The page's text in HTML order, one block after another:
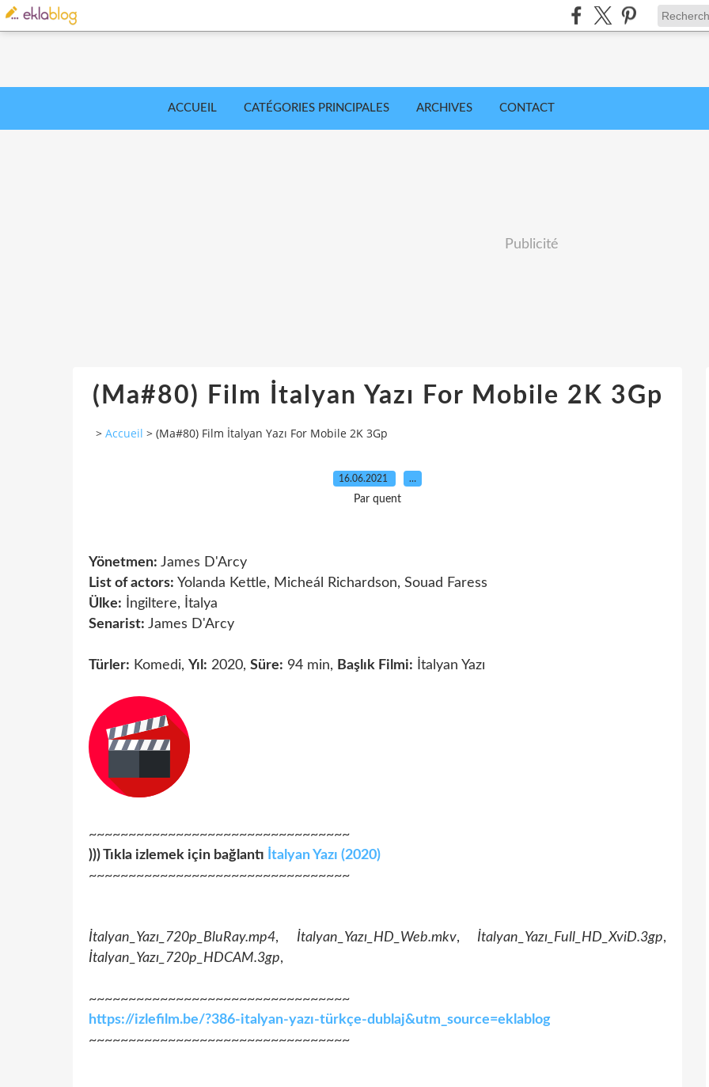
ACCUEIL CATÉGORIES PRINCIPALES ARCHIVES CONTACT
Publicité
(Ma#80) Film İtalyan Yazı For Mobile 2K 3Gp
> Accueil > (Ma#80) Film İtalyan Yazı For Mobile 2K 3Gp
16.06.2021 …
Par quent
Yönetmen: James D'Arcy
List of actors: Yolanda Kettle, Micheál Richardson, Souad Faress
Ülke: İngiltere, İtalya
Senarist: James D'Arcy
Türler: Komedi, Yıl: 2020, Süre: 94 min, Başlık Filmi: İtalyan Yazı
~~~~~~~~~~~~~~~~~~~~~~~~~~~~~~~~~
))) Tıkla izlemek için bağlantı İtalyan Yazı (2020)
~~~~~~~~~~~~~~~~~~~~~~~~~~~~~~~~~
İtalyan_Yazı_720p_BluRay.mp4, İtalyan_Yazı_HD_Web.mkv, İtalyan_Yazı_Full_HD_XviD.3gp,
İtalyan_Yazı_720p_HDCAM.3gp,
~~~~~~~~~~~~~~~~~~~~~~~~~~~~~~~~~
https://izlefilm.be/?386-italyan-yazı-türkçe-dublaj&utm_source=eklablog
~~~~~~~~~~~~~~~~~~~~~~~~~~~~~~~~~